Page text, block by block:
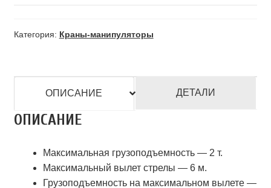
Категория: Краны-манипуляторы
ОПИСАНИЕ ДЕТАЛИ
ОПИСАНИЕ
Максимальная грузоподъемность — 2 т.
Максимальный вылет стрелы — 6 м.
Грузоподъемность на максимальном вылете —